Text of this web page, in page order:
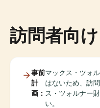
訪問者向
事前
計
画：
マックス・ツォ
はないため、訪
ス・ツォルナー
い。